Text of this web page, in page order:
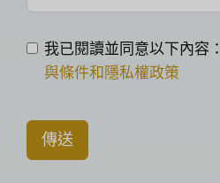
我已閱讀並同意以下內容：
與條件和隱私權政策
傳送